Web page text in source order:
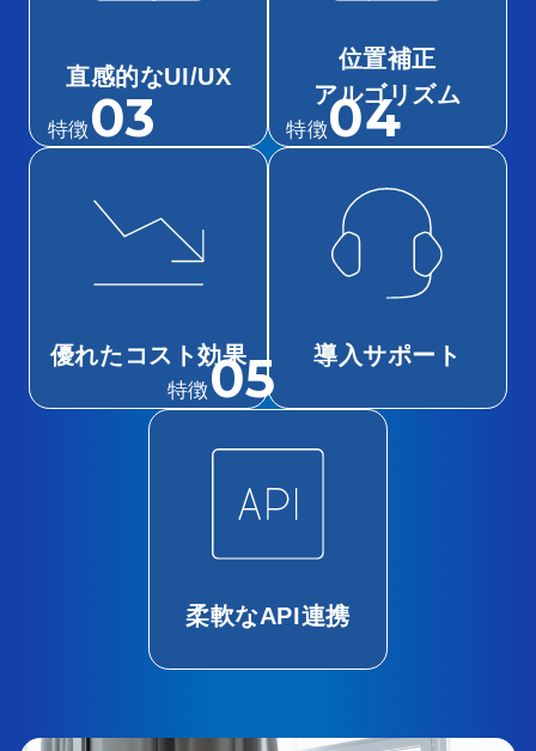
直感的なUI/UX
位置補正
アルゴリズム
特徴 03
優れたコスト効果
特徴04
導入サポート
特徴05
柔軟なAPI連携